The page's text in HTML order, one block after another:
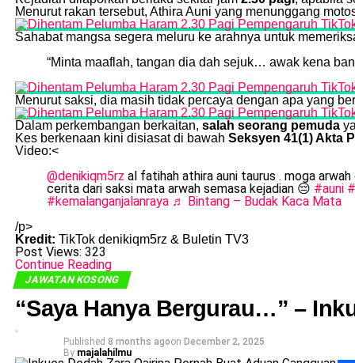
Menurut rakan tersebut, Athira Auni yang menunggang
Sahabat mangsa segera meluru ke arahnya untuk
“Minta maaflah, tangan dia dah sejuk… awak kena
Menurut saksi, dia masih tidak percaya dengan apa yang
Dalam perkembangan berkaitan, salah seorang pemuda
Kes berkenaan kini disiasat di bawah Seksyen 41(1) Akta
Video:<
@denikiqm5rz al fatihah athira auni taurus . moga arwah
cerita dari saksi mata arwah semasa kejadian 😔 #auni
#kemalanganjalanraya ♬ Bintang – Budak Kaca Mata
/p>
Kredit: TikTok denikiqm5rz & Buletin TV3
Post Views: 323
Continue Reading
JAWATAN KOSONG
“Saya Hanya Bergurau…” –
Published 8 months agoon December 2, 2025
By majalahilmu